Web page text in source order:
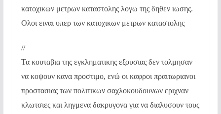
κατοχικων μετρων καταστολης λογω της δηθεν ιωσης.
Ολοι ειναι υπερ των κατοχικων μετρων καταστολης
//
Τα κουταβια της εγκληματικης εξουσιας δεν τολμησαν
να κοψουν κανα προστιμο, ενώ οι καφροι πραιτωριανοι
προστασιας των πολιτικων σαχλοκουδουνων εριχναν
κλωτσιες και ληγμενα δακρυγονα για να διαλυσουν τους